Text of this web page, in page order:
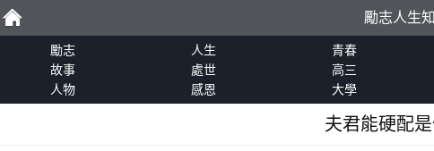
勵
勵志人生
勵志 人生 青春
故事
處世 高三
人物
感恩 大學
夫君能硬配